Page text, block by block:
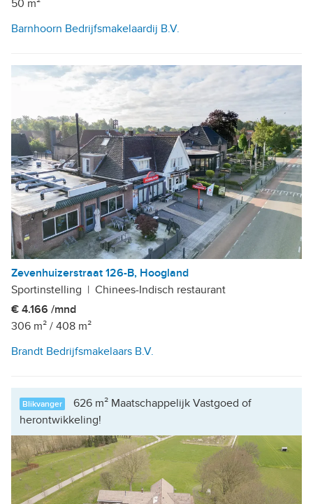
50 m²
Barnhoorn Bedrijfsmakelaardij B.V.
Zevenhuizerstraat 126-B, Hoogland
Sportinstelling | Chinees-Indisch restaurant
€ 4.166 /mnd
306 m² / 408 m²
Brandt Bedrijfsmakelaars B.V.
Blikvanger
626 m² Maatschappelijk Vastgoed of
herontwikkeling!